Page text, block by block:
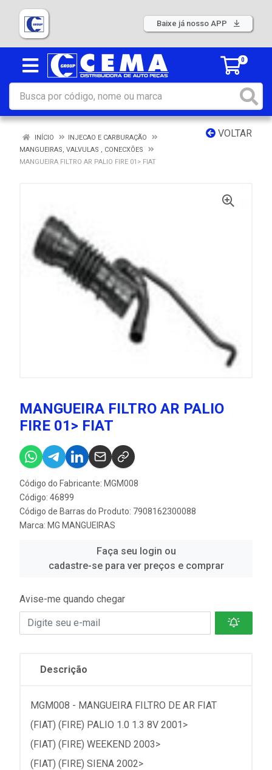
Baixe já nosso APP
0
VOLTAR
INÍCIO
INJECAO E CARBURAÇÃO
MANGUEIRAS, VALVULAS , CONECXÕES
MANGUEIRA FILTRO AR PALIO FIRE 01> FIAT
MANGUEIRA FILTRO AR PALIO
FIRE 01> FIAT
Código do Fabricante: MGM008
Código: 46899
Código de Barras do Produto: 7908162300088
Marca: MG MANGUEIRAS
Faça seu login ou
cadastre-se para ver preços e comprar
Avise-me quando chegar
Descrição
MGM008 - MANGUEIRA FILTRO DE AR FIAT
(FIAT) (FIRE) PALIO 1.0 1.3 8V 2001>
(FIAT) (FIRE) WEEKEND 2003>
(FIAT) (FIRE) SIENA 2002>